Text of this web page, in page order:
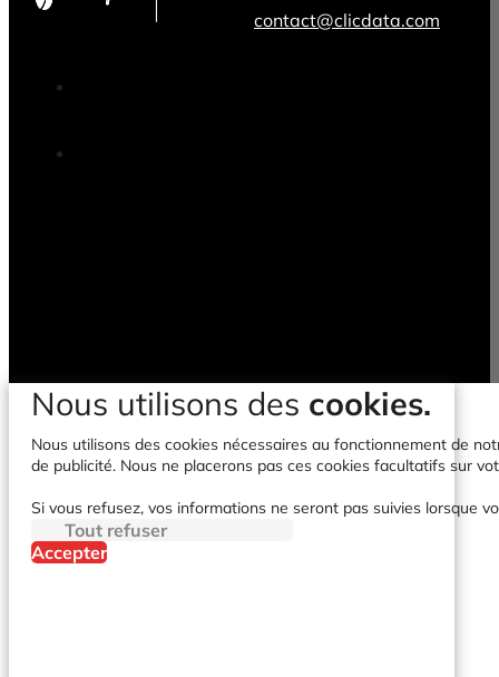
contact@clicdata.com
Nous utilisons des cookies.
Nous utilisons des cookies nécessaires au fonctionnement de
de publicité. Nous ne placerons pas ces cookies facultatifs sur
Si vous refusez, vos informations ne seront pas suivies lorsque
Tout refuser
Accepter